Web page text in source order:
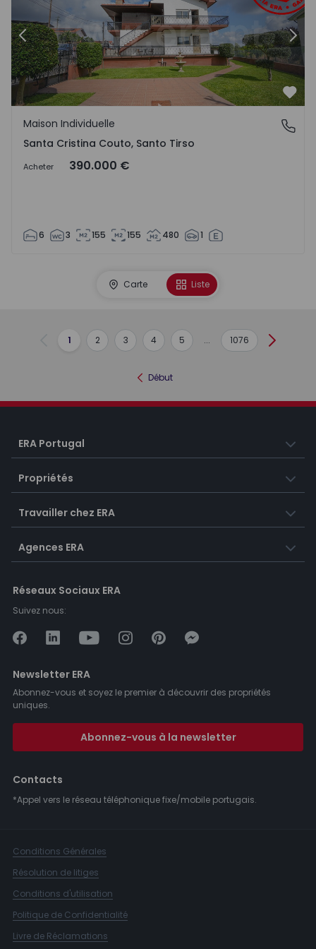
Précédent
Santa Cristina Couto, Santo Tirso
Maison Individuelle
Santa Cristina Couto, Santo Tirso
Acheter 390.000 €
6 3 155 155 480 1
Carte Liste
Précédent
1 2 3 4 5 ... 1076 Suivant
Début
ERA Portugal
Propriétés
Travailler chez ERA
Agences ERA
Réseaux Sociaux ERA
Suivez nous:
Newsletter ERA
Abonnez-vous et soyez le premier à découvrir des propriétés
uniques.
Abonnez-vous à la newsletter
Contacts
*Appel vers le réseau téléphonique fixe/mobile portugais.
Conditions Générales
Résolution de litiges
Conditions d'utilisation
Politique de Confidentialité
Livre de Réclamations